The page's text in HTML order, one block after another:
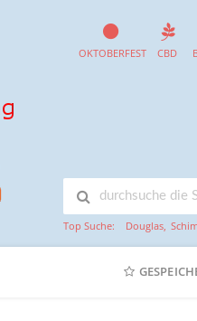
OKTOBERFEST CBD
Top Suche: Douglas,